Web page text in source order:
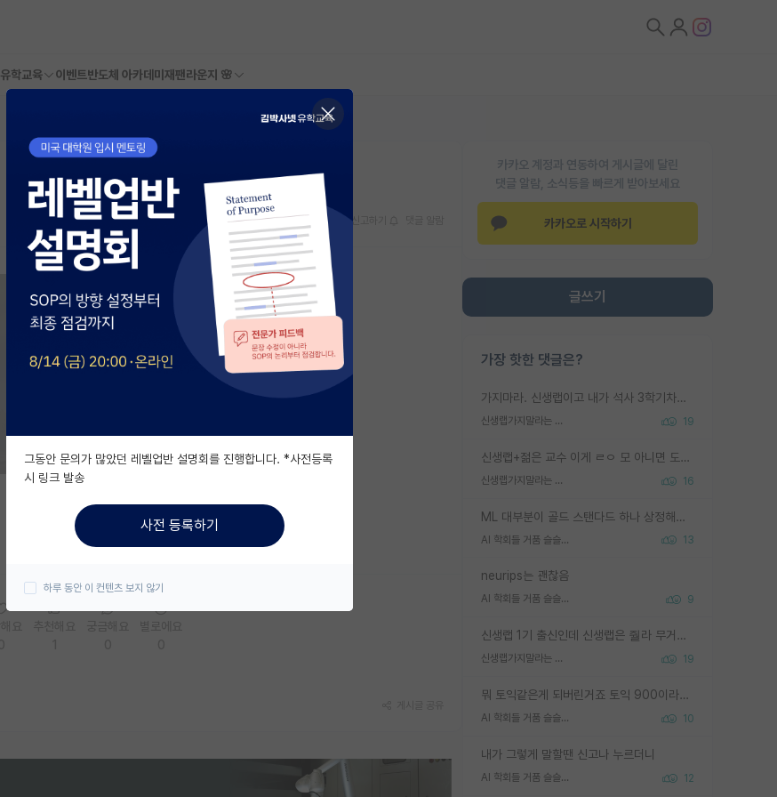
유학교육 이벤트반도체 아카데미 재팬라운지 🌸
카카오 계정과 연동하여 게시글에 달린
댓글 알람, 소식등을 빠르게 받아보세요
카카오로 시작하기
글쓰기
가장 핫한 댓글은?
가지마라. 신생랩이고 내가 석사 3학기차인데 최고참인데 나도 아무것도 모르는데 교수가 후배들 왜 논문 교육 안시키냐. 논문 왜 안 써오냐 닦달한다
신생랩가지말라는 이유가 있었구나 19
신생랩+젊은 교수 이게 ㄹㅇ 모 아니면 도인듯.
신생랩가지말라는 이유가 있었구나 16
ML 대부분이 골드 스탠다드 하나 상정해놓고 (벤치마크 데이터셋이 여러 개면 여러 개 상정) 그거 얼마나 잘 맞추나 싸움임 가끔 번뜩이는 설계 철학을 보여주는 논문들도 있지만 대부분 그거 성적 얼마나 더 올리느라에 혈안이 되어 있는 측면이 잇음
AI 학회들 거품 슬슬 지적이 나오네요 13
neurips는 괜찮음
AI 학회들 거품 슬슬 지적이 나오네요 9
신생랩 1기 출신인데 신생랩은 줠라 무거운 바벨 같은거임. 들면 대박인데 못들면 깔려 죽음. 아무도 알려주지 않는 환경에서 자생해야하지만, 일단 살아남았다면 그 어떤 사람보다 악착같고 생존력 높은 사람으로 거듭날 수 있음
신생랩가지말라는 이유가 있었구나 19
뭐 토익같은게 되버린거죠 토익 900이라고 영어잘하는건 아닙니다만 잘하는사람은 다 900을 넘는 그런
AI 학회들 거품 슬슬 지적이 나오네요 10
내가 그렇게 말할땐 신고나 누르더니
AI 학회들 거품 슬슬 지적이 나오네요 12
스크랩 신고하기
그동안 문의가 많았던 레벨업반 설명회를 진행합니다. *사전등록
시 링크 발송
사전 등록하기
하루 동안 이 컨텐츠 보지 않기